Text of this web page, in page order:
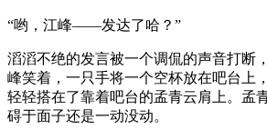
“哟，江峰——发达了哈？”
滔滔不绝的发言被一个调侃的声音打断
峰笑着，一只手将一个空杯放在吧台上
轻轻搭在了靠着吧台的孟青云肩上。孟
碍于面子还是一动没动。